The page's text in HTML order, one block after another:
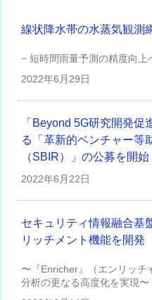
線状降水帯の水蒸気観測
− 短時間雨量予測の精度向上
2022年6月29日
「Beyond 5G研究開発
る「革新的ベンチャー等
（SBIR）」の公募を開始
2022年6月22日
セキュリティ情報融合基
リッチメント機能を開発
〜『Enricher』（エンリッチ
分析の更なる高度化を実現〜